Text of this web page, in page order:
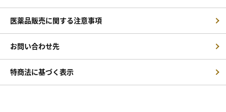
医薬品販売に関する注意事項
お問い合わせ先
特商法に基づく表示